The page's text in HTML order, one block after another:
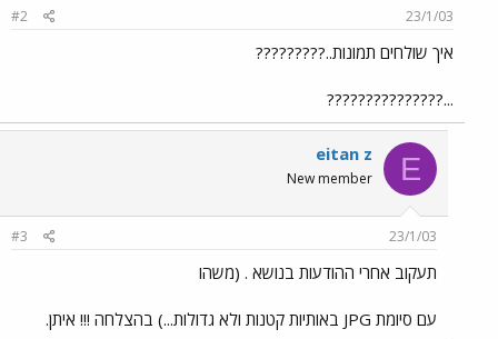
23/1/03
#2
איך שולחים תמונות..?????????
...???????????????
E
eitan z
New member
23/1/03
#3
תעקוב אחרי ההודעות בנושא . (משהו
עם סיומת JPG באותיות קטנות ולא גדולות...) בהצלחה !!! איתן.